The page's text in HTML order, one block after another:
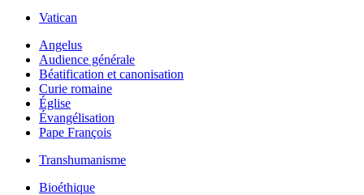
Vatican
Angelus
Audience générale
Béatification et canonisation
Curie romaine
Église
Évangélisation
Pape François
Transhumanisme
Bioéthique